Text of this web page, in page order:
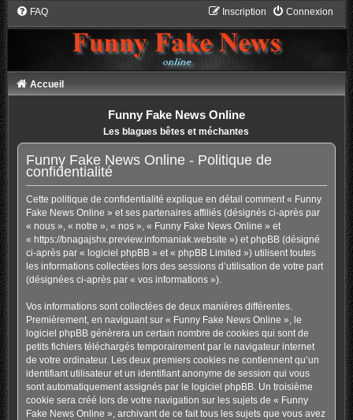
FAQ Connexion
Inscription
Accueil
Funny Fake News Online
Les blagues bêtes et méchantes
Funny Fake News Online - Politique de
confidentialité
Cette politique de confidentialité explique en détail comment « Funny
Fake News Online » et ses partenaires affiliés (désignés ci-après par
« nous », « notre », « nos », « Funny Fake News Online » et
« https://bnagajshx.preview.infomaniak.website ») et phpBB (désigné
ci-après par « logiciel phpBB » et « phpBB Limited ») utilisent toutes
les informations collectées lors des sessions d’utilisation de votre part
(désignées ci-après par « vos informations »).
Vos informations sont collectées de deux manières différentes.
Premièrement, en naviguant sur « Funny Fake News Online », le
logiciel phpBB génèrera un certain nombre de cookies qui sont de
petits fichiers téléchargés temporairement par le navigateur internet
de votre ordinateur. Les deux premiers cookies ne contiennent qu’un
identifiant utilisateur et un identifiant anonyme de session qui vous
sont automatiquement assignés par le logiciel phpBB. Un troisième
cookie sera créé lors de votre navigation sur les sujets de « Funny
Fake News Online », archivant de ce fait tous les sujets que vous avez